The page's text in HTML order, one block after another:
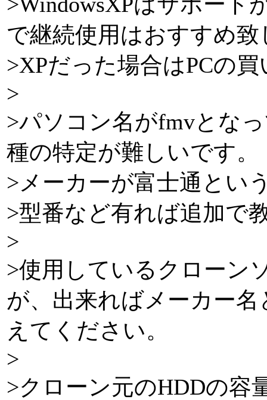
で継続使用はおすすめ
>XPだった場合はPCの
>
>パソコン名がfmvとな
種の特定が難しいです。
>メーカーが富士通とい
>型番など有れば追加で
>
>使用しているクローン
が、出来ればメーカー
えてください。
>
>クローン元のHDDの容